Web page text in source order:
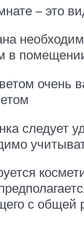
– это
в
очень
следует
с общей